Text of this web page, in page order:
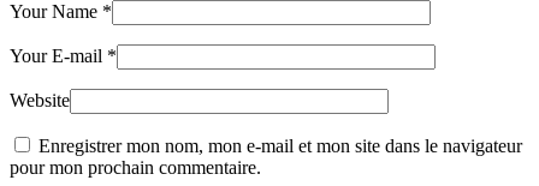
Your Name *
Your E-mail *
Website
Enregistrer mon nom, mon e-mail et mon site dans le navigateur
pour mon prochain commentaire.